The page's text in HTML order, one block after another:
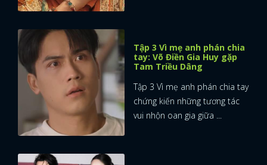
Tập 3 Vì mẹ anh phán chia
tay: Võ Điền Gia Huy gặp
Tam Triều Dâng
Tập 3 Vì mẹ anh phán chia tay
chứng kiến những tương tác
vui nhộn oan gia giữa ...